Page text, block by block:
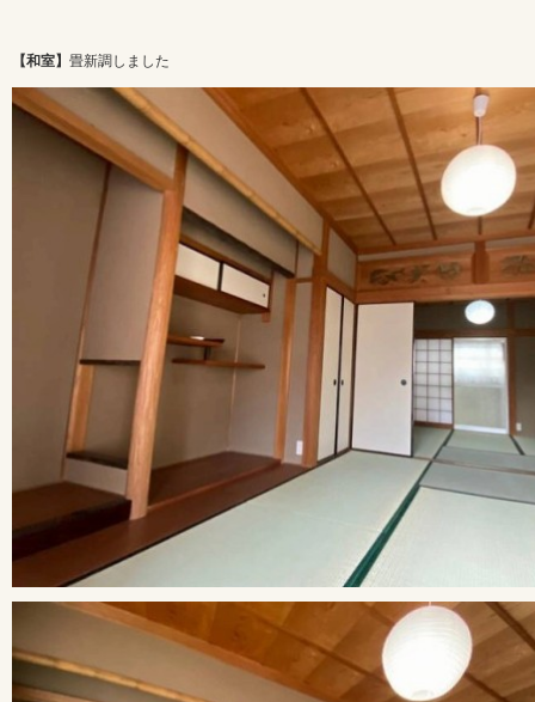
【和室】 畳新調しました